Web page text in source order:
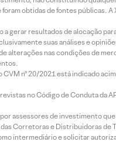
obtidas de fontes públicas.
gerar resultados de alocação
suas análises e
alterações nas condições de
nº 20/2021 está indicado
no Código de Conduta da
assessores de investimento
Corretoras e Distribuidoras
intermediário e solicitar